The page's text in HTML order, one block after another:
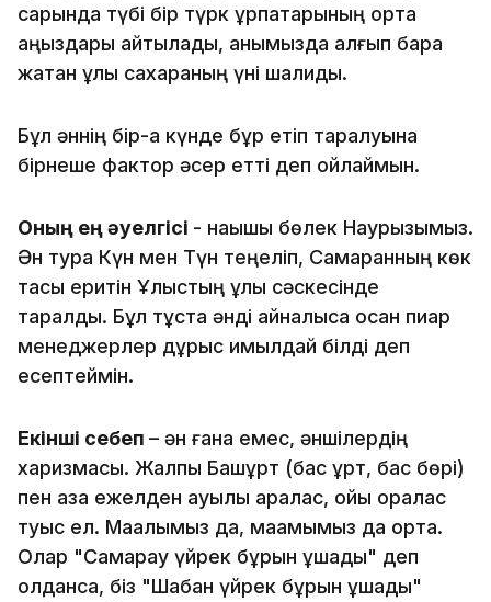
сарында түбі бір түрк ұрпақтарының ортақ
аңыздары айтылады, қанымызда қалғып бара
жатқан ұлы сахараның үні шалқиды.
Бұл әннің бір-ақ күнде бұрқ етіп таралуына
бірнеше фактор әсер етті деп ойлаймын.
Оның ең әуелгісі - нақышы бөлек Наурызымыз.
Ән тура Күн мен Түн теңеліп, Самарқанның көк
тасы еритін Ұлыстың ұлы сәскесінде
таралды. Бұл тұста әнді айналысқа қосқан пиар
менеджерлер дұрыс қимылдай білді деп
есептеймін.
Екінші себеп – ән ғана емес, әншілердің
харизмасы. Жалпы Башқұрт (бас құрт, бас бөрі)
пен қазақ ежелден ауылы аралас, қойы қоралас
туыс ел. Мақалымыз да, мақамымыз да ортақ.
Олар "Самарқау үйрек бұрын ұшады" деп
қолданса, біз "Шабан үйрек бұрын ұшады"